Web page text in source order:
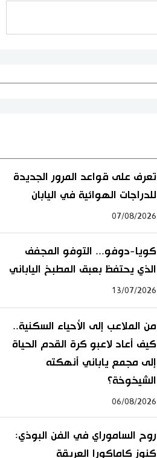
تعرف على قواعد المرور الجديدة
للدراجات الهوائية في اليابان
07/08/2026
كويا-دوفو... التوفو المجفف
الذي يحتفظ بعبق المطبخ الياباني
13/07/2026
من الملاعب إلى الأحياء السكنية..
كيف أعاد لاعبو كرة القدم الحياة
إلى مجمع ياباني أنهكته
الشيخوخة؟
06/08/2026
روح الساموراي في الفن البوذي:
كنوز كاماكورا العريقة